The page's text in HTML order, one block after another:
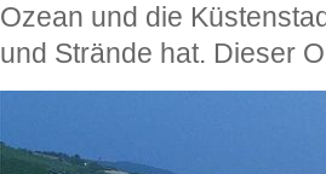
Ozean und die
und Strände hat. Dieser